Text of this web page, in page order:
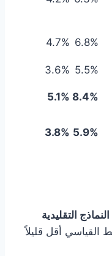
6.8%
4.7%
5.5%
3.6%
8.4%
5.1%
5.9%
3.8%
التقليدية
القياسي أقل قليلاً